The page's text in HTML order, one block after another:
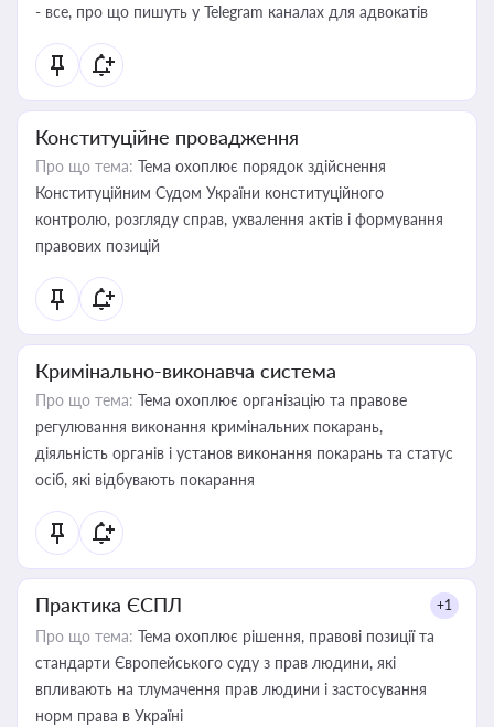
- все, про що пишуть у Telegram каналах для адвокатів
Конституційне провадження
Про що тема: Тема охоплює порядок здійснення
Конституційним Судом України конституційного
контролю, розгляду справ, ухвалення актів і формування
правових позицій
Кримінально-виконавча система
Про що тема: Тема охоплює організацію та правове
регулювання виконання кримінальних покарань,
діяльність органів і установ виконання покарань та статус
осіб, які відбувають покарання
Практика ЄСПЛ +1
Про що тема: Тема охоплює рішення, правові позиції та
стандарти Європейського суду з прав людини, які
впливають на тлумачення прав людини і застосування
норм права в Україні